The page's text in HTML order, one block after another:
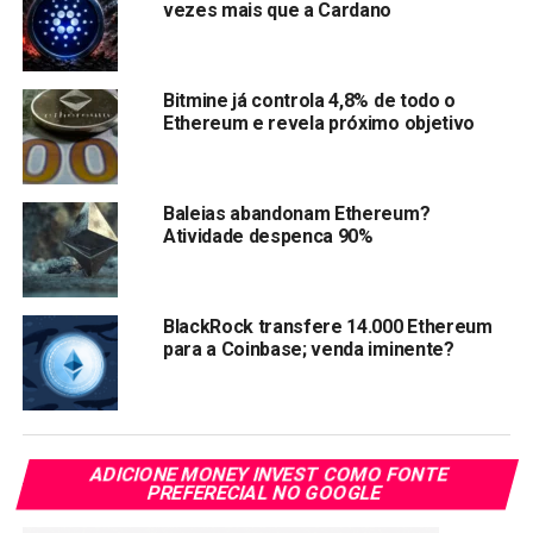
respeitado) de reversão de tendência. Ou seja, pode ser o
fim da fase de baixa e o começo de uma alta mais
sustentada.
Imagem: Coingecko
Enquanto isso, o Bitcoin também não ficou para trás. A
vezes mais que a Cardano
Bitmine já controla 4,8% de todo o
Ethereum e revela próximo objetivo
Baleias abandonam Ethereum?
Atividade despenca 90%
BlackRock transfere 14.000 Ethereum
para a Coinbase; venda iminente?
ADICIONE MONEY INVEST COMO FONTE
PREFERECIAL NO GOOGLE